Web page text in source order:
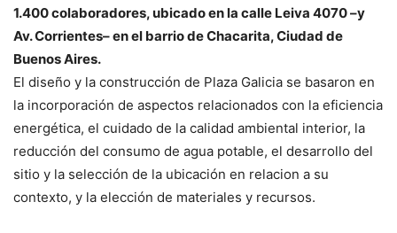
1.400 colaboradores, ubicado en la calle Leiva 4070 –y
Av. Corrientes– en el barrio de Chacarita, Ciudad de
Buenos Aires.
El diseño y la construcción de Plaza Galicia se basaron en
la incorporación de aspectos relacionados con la eficiencia
energética, el cuidado de la calidad ambiental interior, la
reducción del consumo de agua potable, el desarrollo del
sitio y la selección de la ubicación en relacion a su
contexto, y la elección de materiales y recursos.